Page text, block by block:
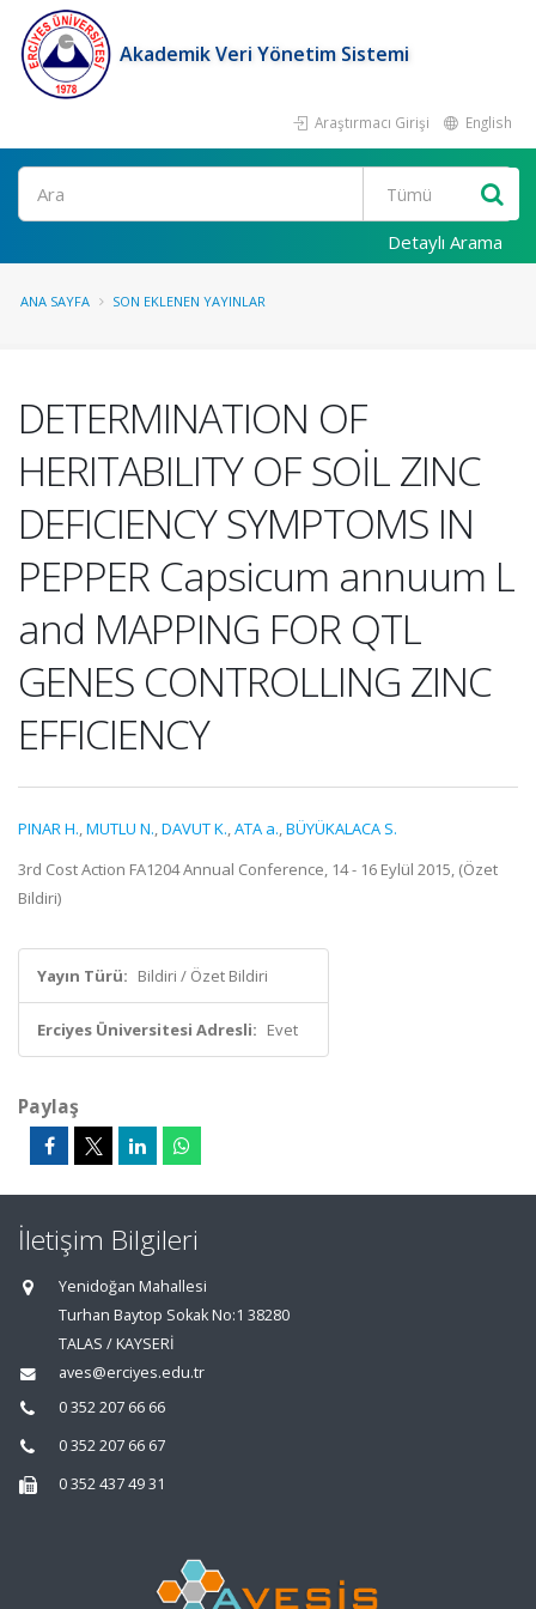
Akademik Veri Yönetim Sistemi
Araştırmacı Girişi English
Ara
Detaylı Arama
ANA SAYFA SON EKLENEN YAYINLAR
DETERMINATION OF
HERITABILITY OF SOİL ZINC
DEFICIENCY SYMPTOMS IN
PEPPER Capsicum annuum L
and MAPPING FOR QTL
GENES CONTROLLING ZINC
EFFICIENCY
PINAR H.,MUTLU N.,DAVUT K.,ATA a.,BÜYÜKALACA S.
3rd Cost Action FA1204 Annual Conference, 14 - 16 Eylül 2015, (Özet
Bildiri)
Yayın Türü: Bildiri / Özet Bildiri
Erciyes Üniversitesi Adresli: Evet
Paylaş
İletişim Bilgileri
Yenidoğan Mahallesi
Turhan Baytop Sokak No:1 38280
TALAS / KAYSERİ
aves@erciyes.edu.tr
0 352 207 66 66
0 352 207 66 67
0 352 437 49 31